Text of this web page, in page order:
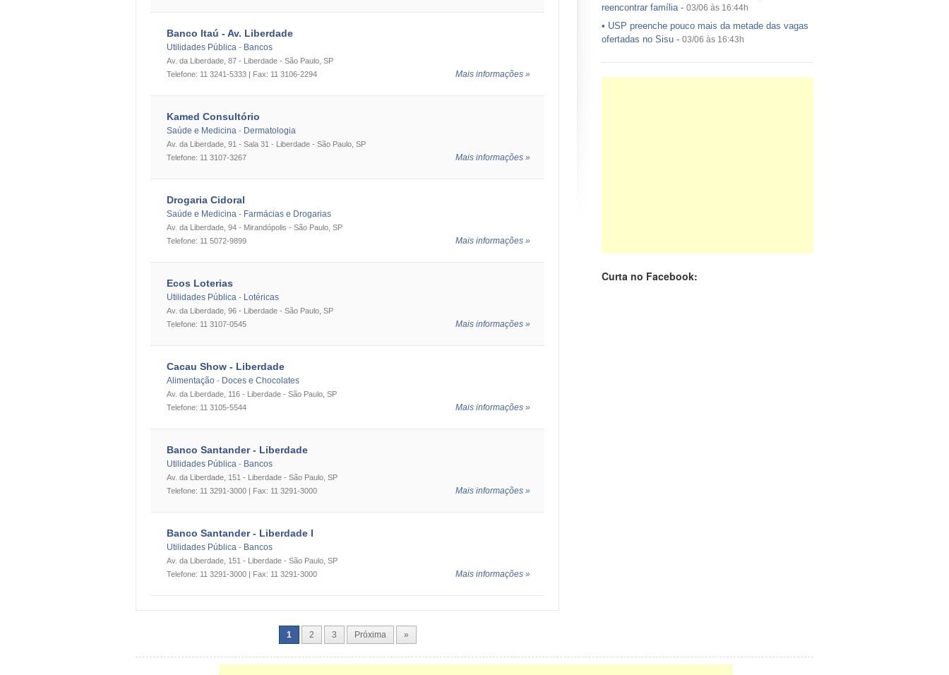
Banco Itaú - Av. Liberdade
Utilidades Pública - Bancos
Av. da Liberdade, 87 - Liberdade - São Paulo, SP
Mais informações »
Telefone: 11 3241-5333 | Fax: 11 3106-2294
Kamed Consultório
Saúde e Medicina - Dermatologia
Av. da Liberdade, 91 - Sala 31 - Liberdade - São Paulo, SP
Mais informações »
Telefone: 11 3107-3267
Drogaria Cidoral
Saúde e Medicina - Farmácias e Drogarias
Av. da Liberdade, 94 - Mirandópolis - São Paulo, SP
Mais informações »
Telefone: 11 5072-9899
Ecos Loterias
Utilidades Pública - Lotéricas
Av. da Liberdade, 96 - Liberdade - São Paulo, SP
Mais informações »
Telefone: 11 3107-0545
Cacau Show - Liberdade
Alimentação - Doces e Chocolates
Av. da Liberdade, 116 - Liberdade - São Paulo, SP
Mais informações »
Telefone: 11 3105-5544
Banco Santander - Liberdade
Utilidades Pública - Bancos
Av. da Liberdade, 151 - Liberdade - São Paulo, SP
Mais informações »
Telefone: 11 3291-3000 | Fax: 11 3291-3000
Banco Santander - Liberdade I
Utilidades Pública - Bancos
Av. da Liberdade, 151 - Liberdade - São Paulo, SP
Mais informações »
Telefone: 11 3291-3000 | Fax: 11 3291-3000
reencontrar família- 03/06 às 16:44h
• USP preenche pouco mais da metade das vagas
ofertadas no Sisu - 03/06 às 16:43h
Curta no Facebook:
1 2 3 Próxima »